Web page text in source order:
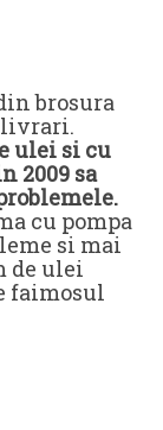
brosura
livrari.
ulei si cu
2009 sa
cu pompa
si mai
de ulei
faimosul